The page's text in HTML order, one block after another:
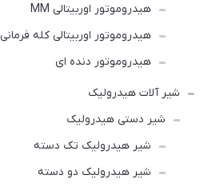
هیدروموتور اوربیتالی MM
هیدروموتور اوربیتالی کله فرمانی
هیدروموتور دنده ای
شیر آلات هیدرولیک
شیر دستی هیدرولیک
شیر هیدرولیک تک دسته
شیر هیدرولیک دو دسته